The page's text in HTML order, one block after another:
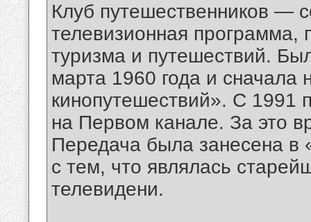
Клуб путешественников —
телевизионная программа,
туризма и путешествий.
марта 1960 года и сначала
кинопутешествий». С 1991
на Первом канале. За это
Передача была занесена в
с тем, что являлась
телевидени.